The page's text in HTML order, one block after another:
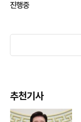
진행중
추천기사